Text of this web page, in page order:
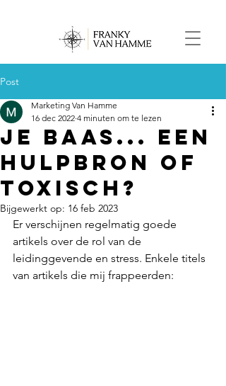
Post
JE BAAS... EEN
HULPBRON OF
TOXISCH?
Marketing Van Hamme
16 dec 2022 4 minuten om te lezen
Bijgewerkt op: 16 feb 2023
Er verschijnen regelmatig goede
artikels over de rol van de
leidinggevende en stress. Enkele titels
van artikels die mij frappeerden: